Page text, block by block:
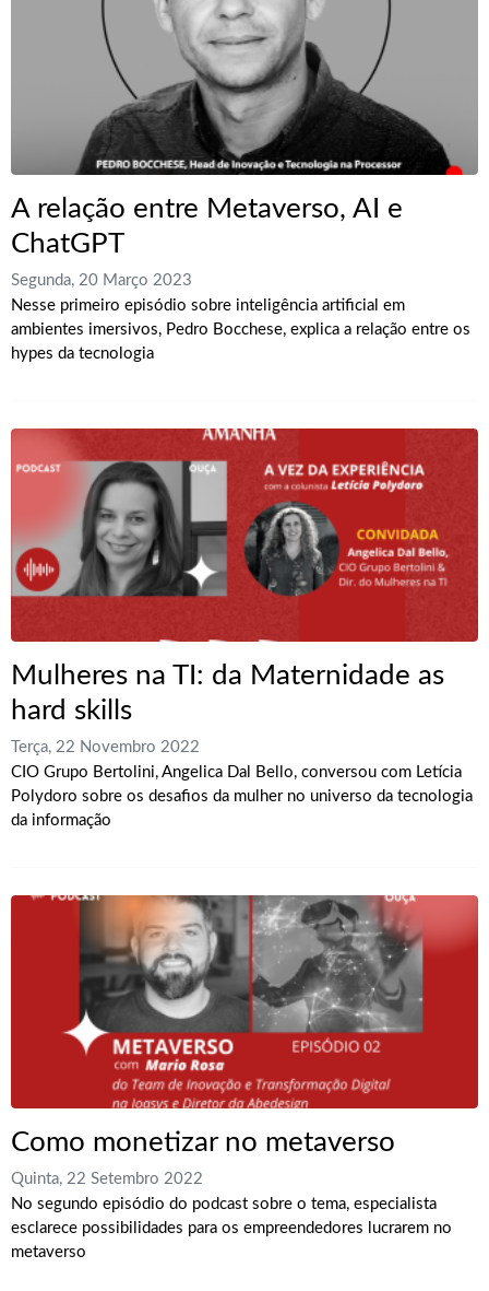
A relação entre Metaverso, AI e
ChatGPT
Segunda, 20 Março 2023
Nesse primeiro episódio sobre inteligência artificial em
ambientes imersivos, Pedro Bocchese, explica a relação entre os
hypes da tecnologia
Mulheres na TI: da Maternidade as
hard skills
Terça, 22 Novembro 2022
CIO Grupo Bertolini, Angelica Dal Bello, conversou com Letícia
Polydoro sobre os desafios da mulher no universo da tecnologia
da informação
Como monetizar no metaverso
Quinta, 22 Setembro 2022
No segundo episódio do podcast sobre o tema, especialista
esclarece possibilidades para os empreendedores lucrarem no
metaverso